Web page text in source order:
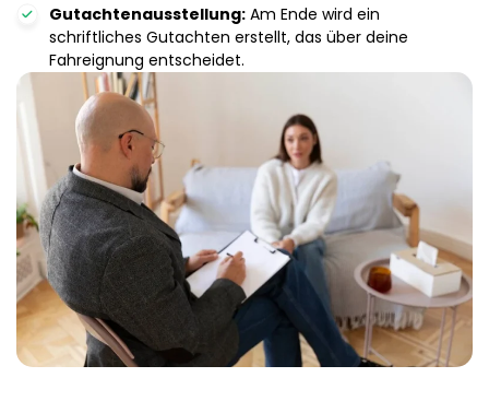
Gutachtenausstellung: Am Ende wird ein
schriftliches Gutachten erstellt, das über deine
Fahreignung entscheidet.